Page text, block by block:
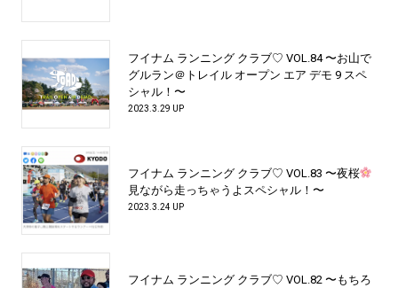
フイナム ランニング クラブ♡ VOL.84 〜お山で
グルラン＠トレイル オープン エア デモ 9 スペ
シャル！〜
2023.3.29 UP
フイナム ランニング クラブ♡ VOL.83 〜夜桜
見ながら走っちゃうよスペシャル！〜
2023.3.24 UP
フイナム ランニング クラブ♡ VOL.82 〜もちろ